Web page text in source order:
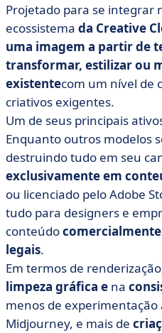
Projetado para se integrar
ecossistema da Creative
uma imagem a partir de
transformar, estilizar ou
existentecom um nível de
criativos exigentes.
Um de seus principais
Enquanto outros modelos
destruindo tudo em seu
exclusivamente em
ou licenciado pelo Adobe
tudo para designers e
conteúdo
legais.
Em termos de
limpeza gráfica e na
menos de experimentação
Midjourney, e mais de